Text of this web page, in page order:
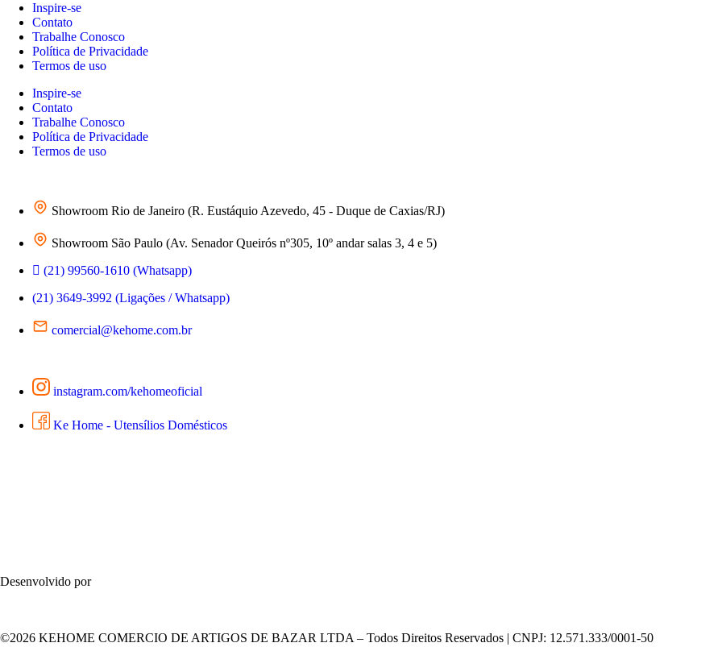
Inspire-se
Contato
Trabalhe Conosco
Política de Privacidade
Termos de uso
Inspire-se
Contato
Trabalhe Conosco
Política de Privacidade
Termos de uso
Showroom Rio de Janeiro (R. Eustáquio Azevedo, 45 - Duque de Caxias/RJ)
Showroom São Paulo (Av. Senador Queirós nº305, 10º andar salas 3, 4 e 5)
(21) 99560-1610 (Whatsapp)
(21) 3649-3992 (Ligações / Whatsapp)
comercial@kehome.com.br
instagram.com/kehomeoficial
Ke Home - Utensílios Domésticos
Desenvolvido por
©2026 KEHOME COMERCIO DE ARTIGOS DE BAZAR LTDA – Todos Direitos Reservados | CNPJ: 12.571.333/0001-50